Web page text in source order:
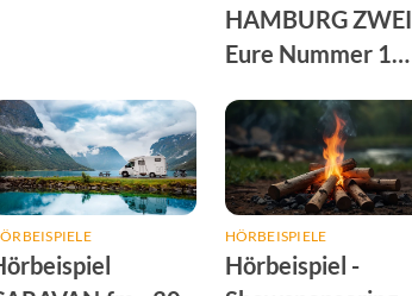
HAMBURG ZWEI
Eure Nummer 1
HÖRBEISPIELE
Hörbeispiel -